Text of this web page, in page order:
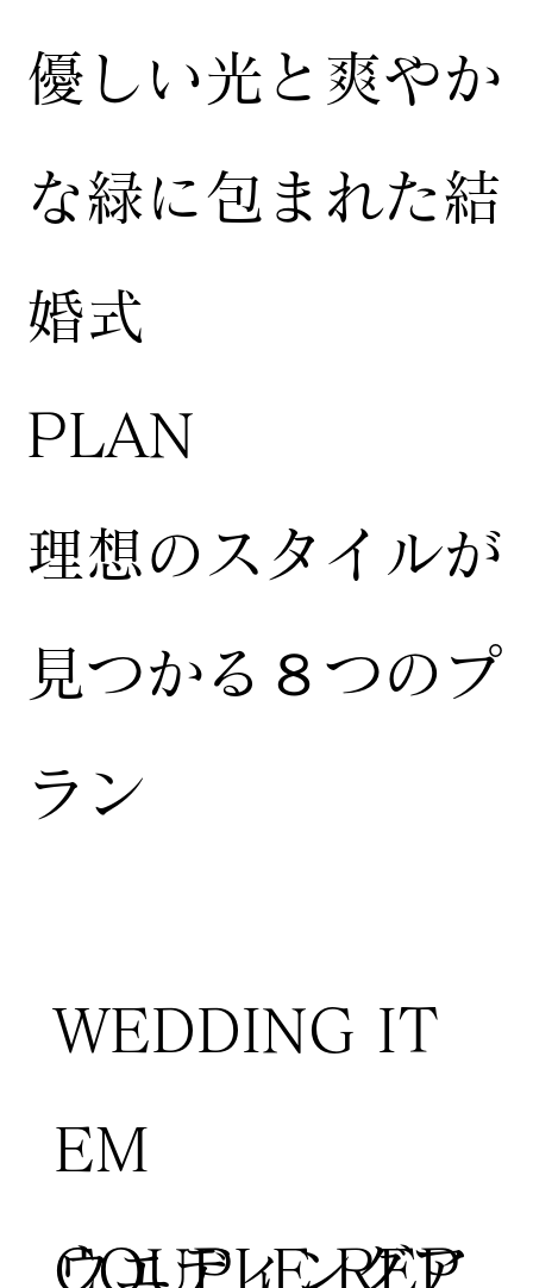
​優しい光と爽やか
な緑に包まれた結
婚式
​PLAN
COUPLE REP
​理想のスタイルが
見つかる８つのプ
ラン
WEDDING IT
EM
​ウエディングア